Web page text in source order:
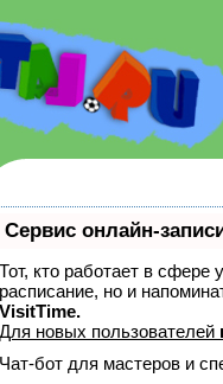
учителям и
Сервис онлайн-
Тот, кто работает в сфере
расписание, но и
VisitTime.
Для новых пользователей
Чат-бот для мастеров и